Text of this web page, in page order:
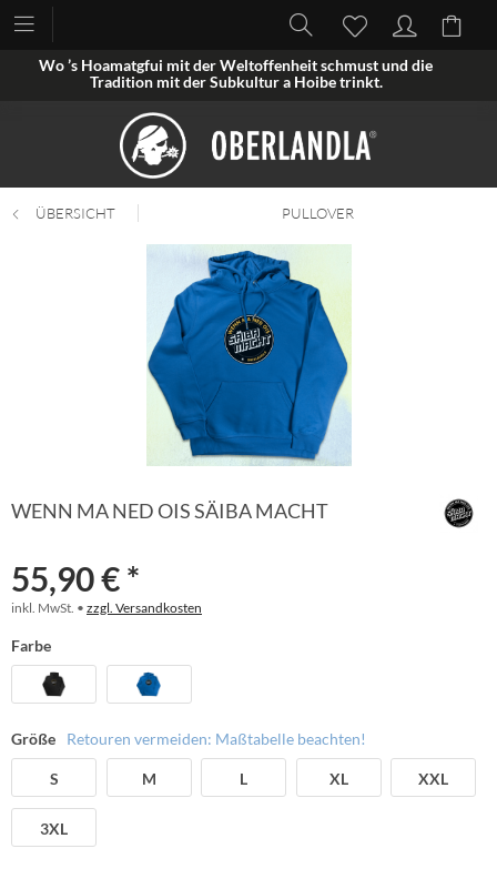
Wo ’s Hoamatgfui mit der Weltoffenheit schmust und die
Tradition mit der Subkultur a Hoibe trinkt.
ÜBERSICHT PULLOVER
WENN MA NED OIS SÄIBA MACHT
55,90 € *
inkl. MwSt. • zzgl. Versandkosten
Farbe
Größe Retouren vermeiden: Maßtabelle beachten!
S M L XL XXL
3XL